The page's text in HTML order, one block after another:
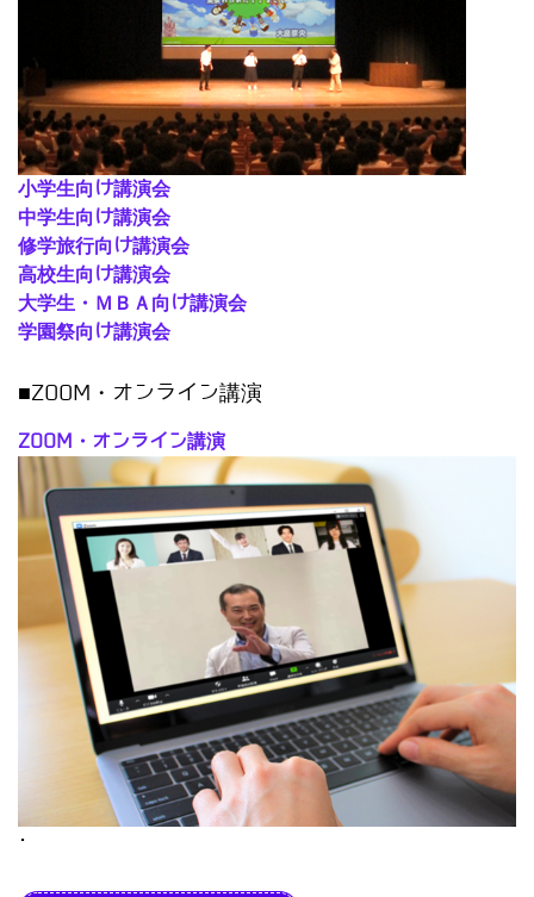
小学生向け講演会
中学生向け講演会
修学旅行向け講演会
高校生向け講演会
大学生・ＭＢＡ向け講演会
学園祭向け講演会
■ZOOM・オンライン講演
ZOOM・オンライン講演
･